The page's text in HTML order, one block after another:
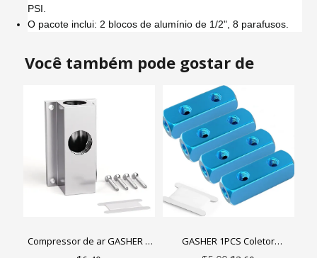
PSI.
O pacote inclui: 2 blocos de alumínio de 1/2", 8 parafusos.
Você também pode gostar de
Compressor de ar GASHER 1
peça, blocos de alumínio para
GASHER 1PCS Coletor
pneumático de alumínio Bloco